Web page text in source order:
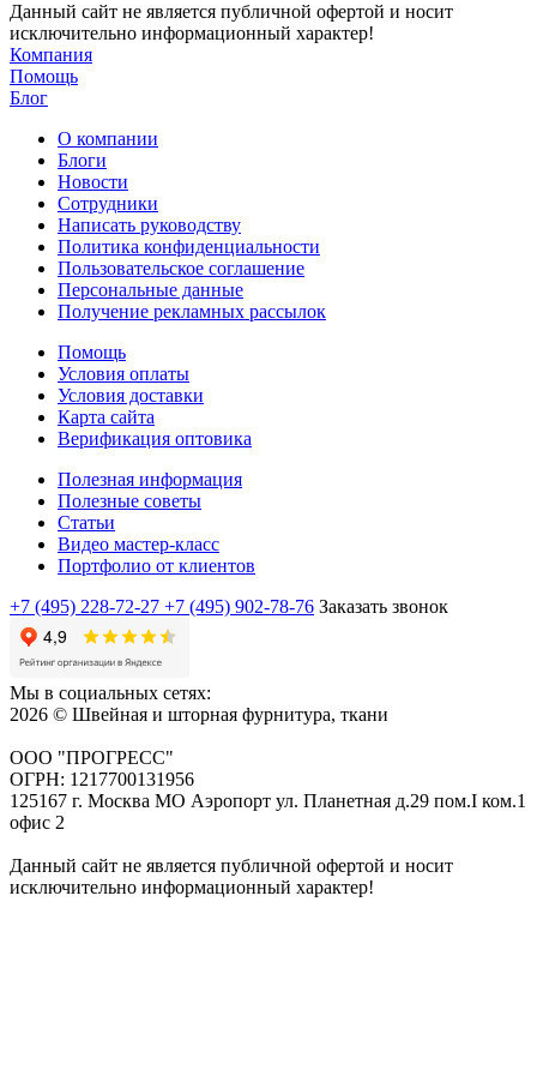
Данный сайт не является публичной офертой и носит
исключительно информационный характер!
Компания
Помощь
Блог
О компании
Блоги
Новости
Сотрудники
Написать руководству
Политика конфиденциальности
Пользовательское соглашение
Персональные данные
Получение рекламных рассылок
Помощь
Условия оплаты
Условия доставки
Карта сайта
Верификация оптовика
Полезная информация
Полезные советы
Статьи
Видео мастер-класс
Портфолио от клиентов
+7 (495) 228-72-27 +7 (495) 902-78-76 Заказать звонок
Мы в социальных сетях:
2026 © Швейная и шторная фурнитура, ткани
ООО "ПРОГРЕСС"
ОГРН: 1217700131956
125167 г. Москва МО Аэропорт ул. Планетная д.29 пом.I ком.1
офис 2
Данный сайт не является публичной офертой и носит
исключительно информационный характер!